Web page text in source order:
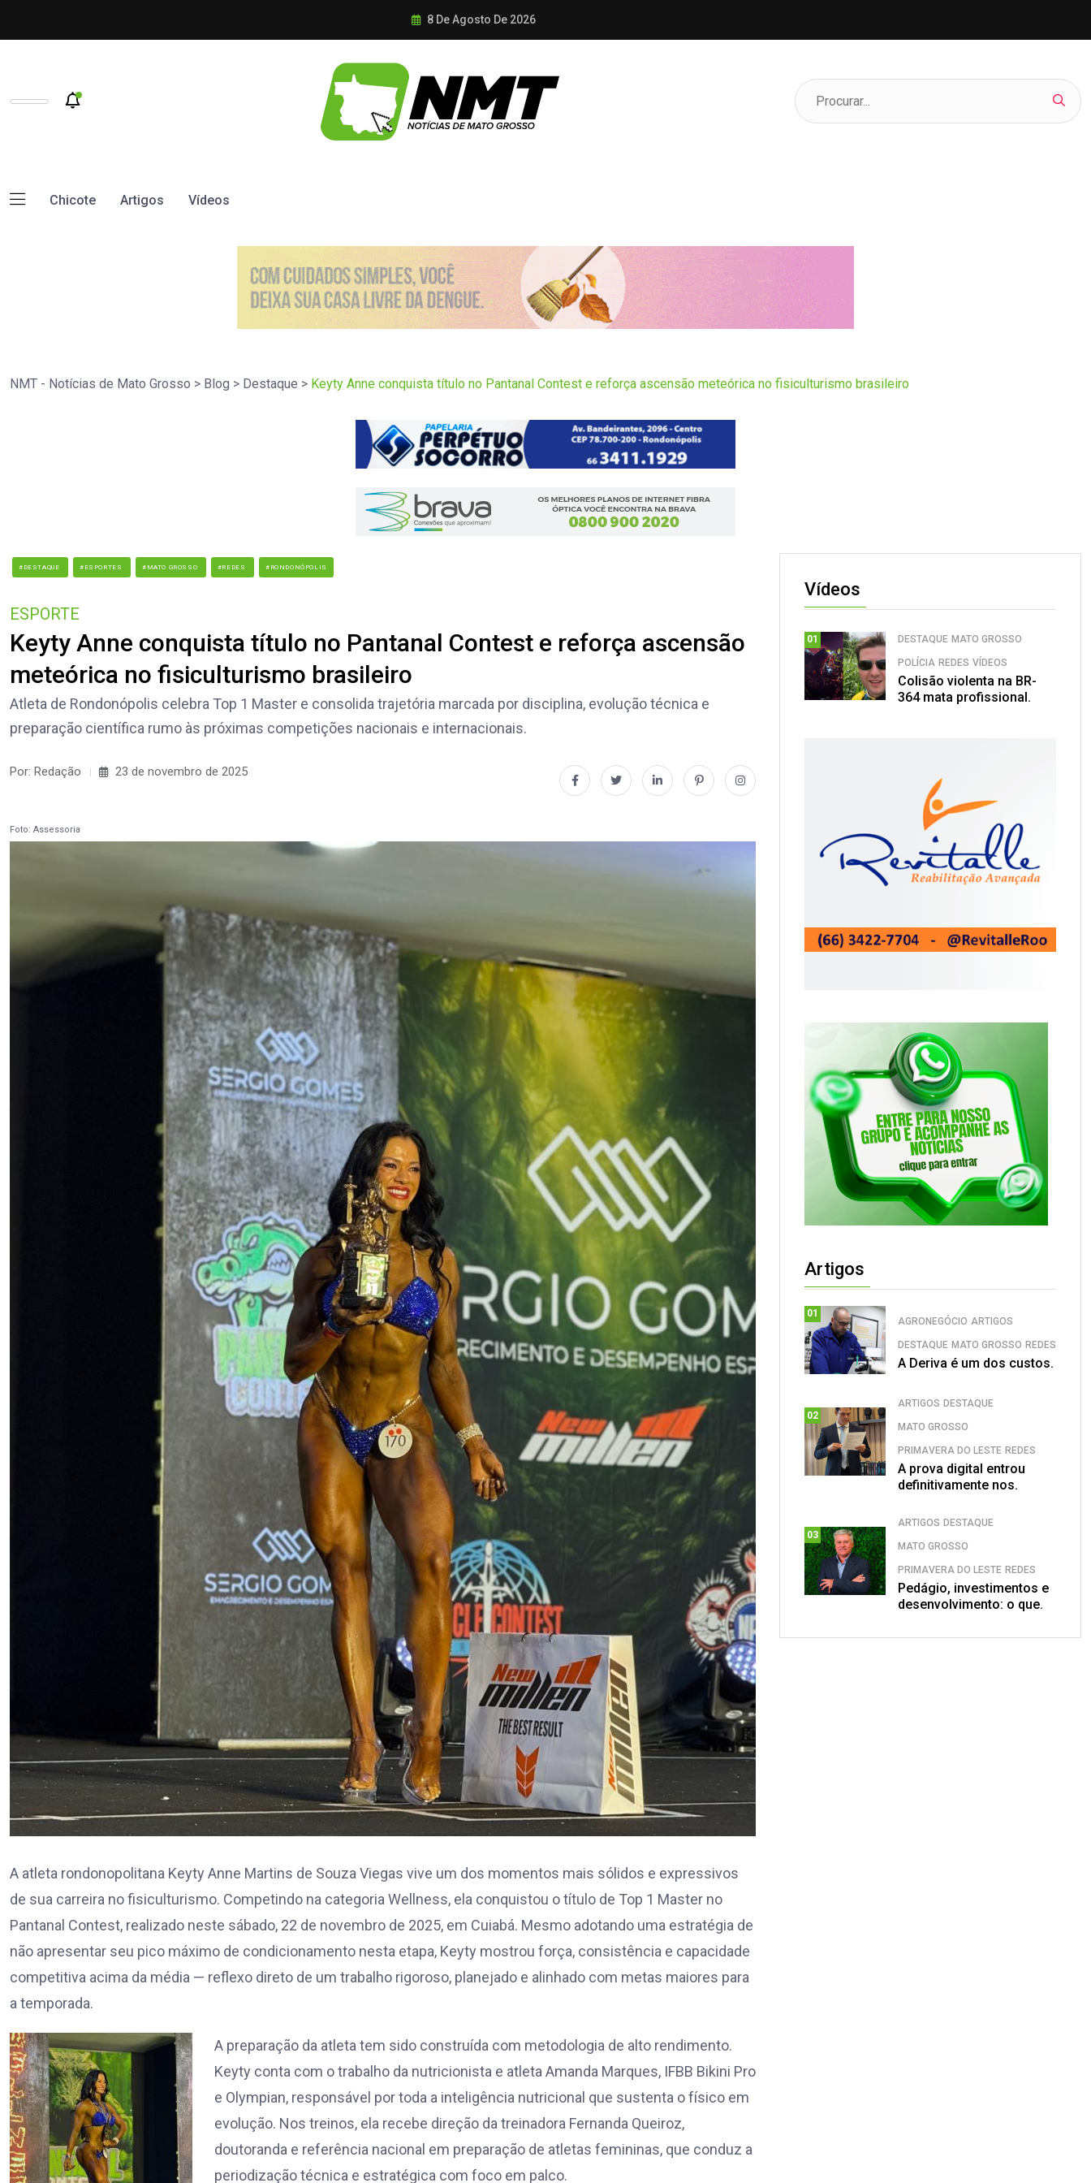
8 De Agosto De 2026
Chicote Artigos Vídeos
NMT - Notícias de Mato Grosso > Blog > Destaque > Keyty Anne conquista título no Pantanal Contest e reforça ascensão meteórica no fisiculturismo brasileiro
#DESTAQUE #ESPORTES #MATO GROSSO #REDES #RONDONÓPOLIS
ESPORTE
Keyty Anne conquista título no Pantanal Contest e reforça ascensão
meteórica no fisiculturismo brasileiro
Atleta de Rondonópolis celebra Top 1 Master e consolida trajetória marcada por disciplina, evolução técnica e
preparação científica rumo às próximas competições nacionais e internacionais.
Por: Redação 23 de novembro de 2025
Foto: Assessoria
A atleta rondonopolitana Keyty Anne Martins de Souza Viegas vive um dos momentos mais sólidos e expressivos
de sua carreira no fisiculturismo. Competindo na categoria Wellness, ela conquistou o título de Top 1 Master no
Pantanal Contest, realizado neste sábado, 22 de novembro de 2025, em Cuiabá. Mesmo adotando uma estratégia de
não apresentar seu pico máximo de condicionamento nesta etapa, Keyty mostrou força, consistência e capacidade
competitiva acima da média — reflexo direto de um trabalho rigoroso, planejado e alinhado com metas maiores para
a temporada.
A preparação da atleta tem sido construída com metodologia de alto rendimento.
Keyty conta com o trabalho da nutricionista e atleta Amanda Marques, IFBB Bikini Pro
e Olympian, responsável por toda a inteligência nutricional que sustenta o físico em
evolução. Nos treinos, ela recebe direção da treinadora Fernanda Queiroz,
doutoranda e referência nacional em preparação de atletas femininas, que conduz a
periodização técnica e estratégica com foco em palco.
Vídeos
01 DESTAQUE MATO GROSSO
POLÍCIA REDES VÍDEOS
Colisão violenta na BR-
364 mata profissional.
Artigos
01
AGRONEGÓCIO ARTIGOS
DESTAQUE MATO GROSSO REDES
A Deriva é um dos custos.
02
ARTIGOS DESTAQUE
MATO GROSSO
PRIMAVERA DO LESTE REDES
A prova digital entrou
definitivamente nos.
03
ARTIGOS DESTAQUE
MATO GROSSO
PRIMAVERA DO LESTE REDES
Pedágio, investimentos e
desenvolvimento: o que.